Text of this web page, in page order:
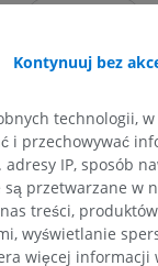
text from
The free
Foundation, Inc.
www.wikipedia.org
DOLNA
Kończyna
Ilustracje
Kontynuuj bez
technologii,
i przechowywać
IP, sposób
przetwarzane w
treści,
wyświetlanie
więcej informacji